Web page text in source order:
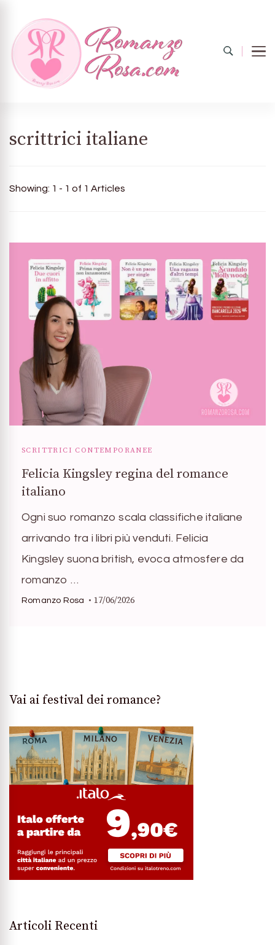
Romanzo
rosa.com
scrittrici italiane
Showing: 1 - 1 of 1 Articles
SCRITTRICI CONTEMPORANEE
Felicia Kingsley regina del romance
italiano
Ogni suo romanzo scala classifiche italiane
arrivando tra i libri più venduti. Felicia
Kingsley suona british, evoca atmosfere da
romanzo …
Romanzo Rosa 17/06/2026
Vai ai festival dei romance?
Articoli Recenti